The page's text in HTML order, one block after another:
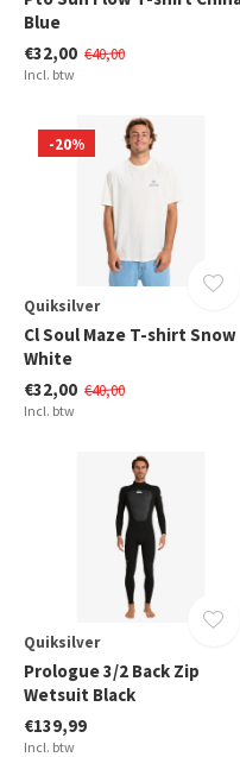
Blue
€32,00 €40,00
Incl. btw
-20%
Quiksilver
Cl Soul Maze T-shirt Snow
White
€32,00 €40,00
Incl. btw
Quiksilver
Prologue 3/2 Back Zip
Wetsuit Black
€139,99
Incl. btw